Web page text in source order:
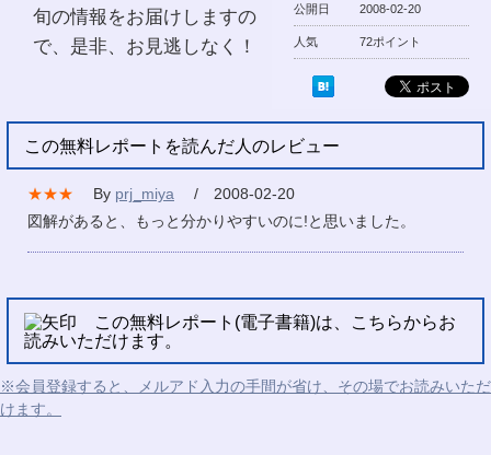
公開日 2008-02-20
人気 72ポイント
旬の情報をお届けしますの
で、是非、お見逃しなく！
この無料レポートを読んだ人のレビュー
★★★ By prj_miya
/ 2008-02-20
図解があると、もっと分かりやすいのに!と思いました。
この無料レポート(電子書籍)は、こちらからお
読みいただけます。
※会員登録すると、メルアド入力の手間が省け、その場でお読みいただ
けます。